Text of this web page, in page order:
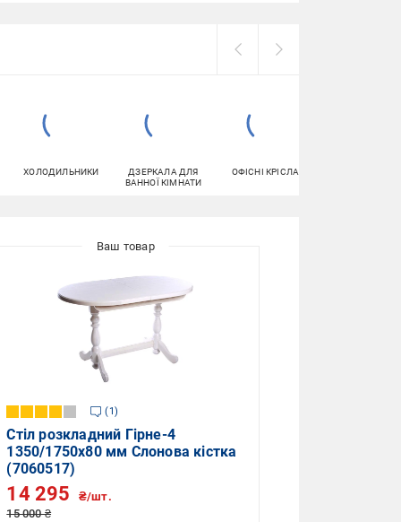
ХОЛОДИЛЬНИКИ
ДЗЕРКАЛА ДЛЯ
ВАННОЇ КІМНАТИ
ОФІСНІ КРІСЛА
1
Стіл розкладний Гірне-4
1350/1750х80 мм Слонова кістка
(7060517)
15 000 ₴
14 295 ₴/шт.